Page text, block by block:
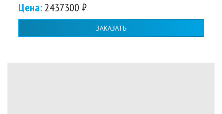
Цена:2437300 ₽
ЗАКАЗАТЬ